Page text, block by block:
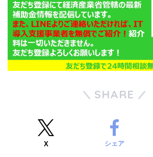
SHARE
X シェア